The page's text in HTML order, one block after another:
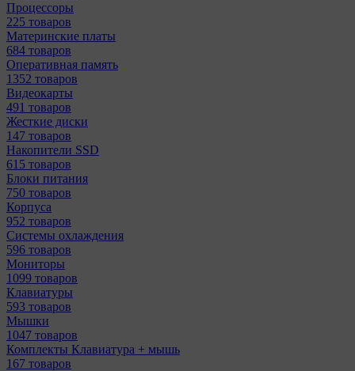
Процессоры
225 товаров
Материнcкие платы
684 товаров
Оперативная память
1352 товаров
Видеокарты
491 товаров
Жесткие диски
147 товаров
Накопители SSD
615 товаров
Блоки питания
750 товаров
Корпуса
952 товаров
Системы охлаждения
596 товаров
Мониторы
1099 товаров
Клавиатуры
593 товаров
Мышки
1047 товаров
Комплекты Клавиатура + мышь
167 товаров